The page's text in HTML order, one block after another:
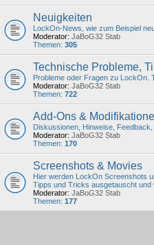
Neuigkeiten
LockOn-News, wie zum Beispiel
Moderator: JaBoG32 Stab
Themen: 305
Technische Probleme,
Probleme oder Fragen zu LockOn.
Moderator: JaBoG32 Stab
Themen: 722
Add-Ons &
Diskussionen, Hinweise,
Moderator: JaBoG32 Stab
Themen: 170
Screenshots & Movies
Hier werden LockOn Screenshots
Tipps und Tricks ausgetauscht und
Moderator: JaBoG32 Stab
Themen: 177